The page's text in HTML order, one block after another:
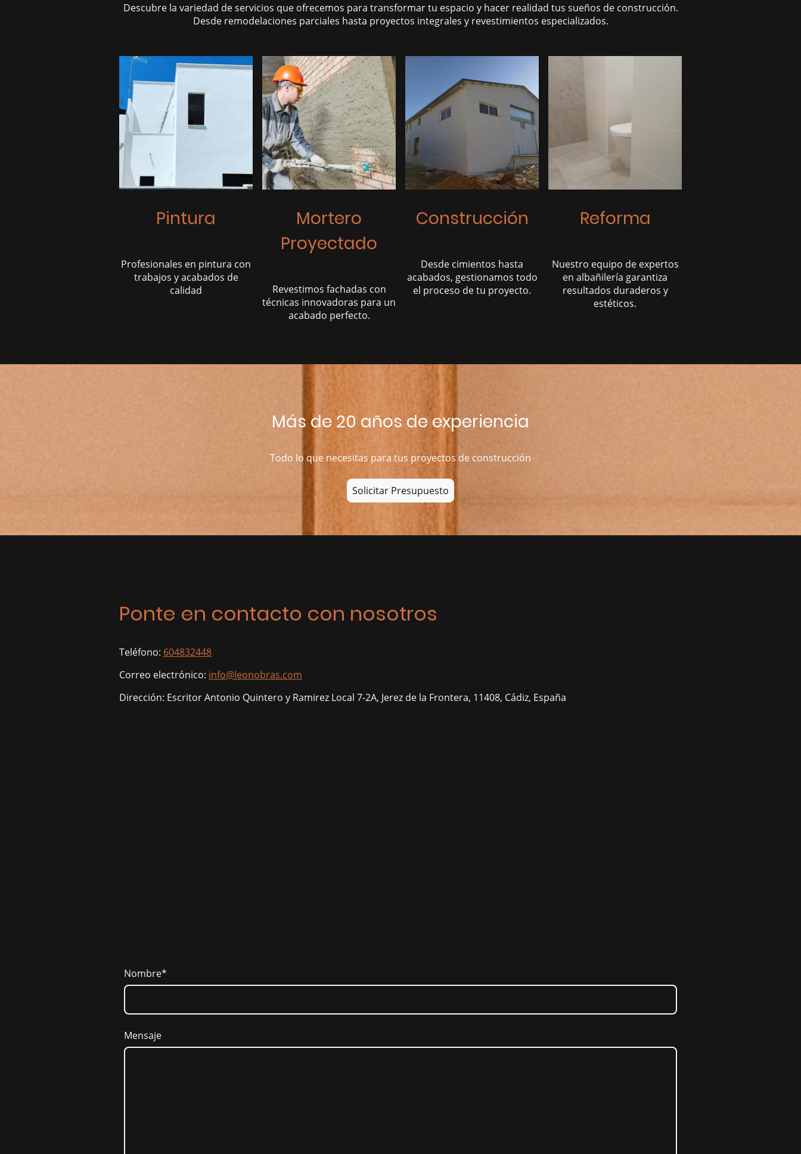
Descubre la variedad de servicios que ofrecemos para transformar tu espacio y hacer realidad tus sueños de construcción.
Desde remodelaciones parciales hasta proyectos integrales y revestimientos especializados.
Pintura
Profesionales en pintura con
trabajos y acabados de
calidad
Mortero
Proyectado
Revestimos fachadas con
técnicas innovadoras para un
acabado perfecto.
Construcción
Desde cimientos hasta
acabados, gestionamos todo
el proceso de tu proyecto.
Reforma
Nuestro equipo de expertos
en albañilería garantiza
resultados duraderos y
estéticos.
Más de 20 años de experiencia
Todo lo que necesitas para tus proyectos de construcción
Solicitar Presupuesto
Ponte en contacto con nosotros
Teléfono: 604832448
Correo electrónico: info@leonobras.com
Dirección: Escritor Antonio Quintero y Ramirez Local 7-2A, Jerez de la Frontera, 11408, Cádiz, España
Nombre*
Mensaje